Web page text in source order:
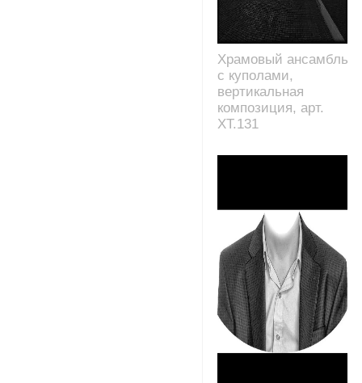
Храмовый ансамбль
с куполами,
вертикальная
композиция, арт.
XT.131